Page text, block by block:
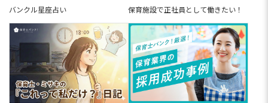
バンクル星座占い 保育施設で正社員として働きたい！